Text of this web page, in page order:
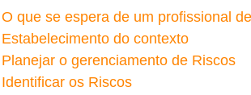
O que se espera de um profissional
Estabelecimento do contexto
Planejar o gerenciamento de Riscos
Identificar os Riscos